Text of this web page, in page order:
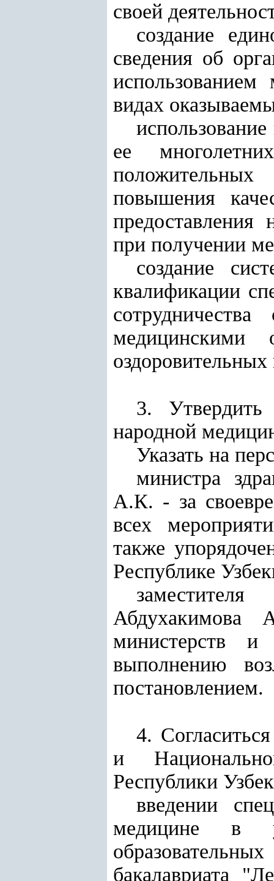
своей
создание
сведения об
видах
ее
повышения
предоставления
при получении
создание
квалификации
медицинскими
3.
народной
Указать на
министра
А.К. - за
всех
также
Республике
министерств
выполнению
постановлением.
4.
и
Республики
введении
медицине в
бакалавриата